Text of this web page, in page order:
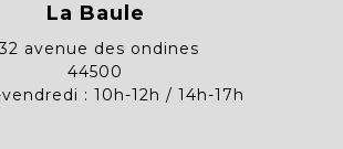
La Baule
avenue des ondines
44500
: 10h-12h / 14h-17h